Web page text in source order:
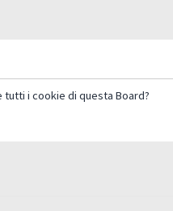
i cookie di questa Board?